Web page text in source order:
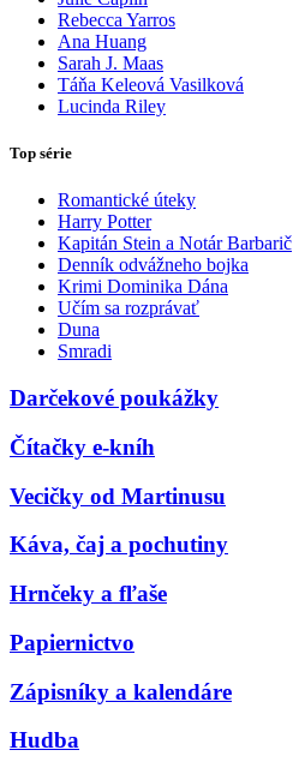
Rebecca Yarros
Ana Huang
Sarah J. Maas
Táňa Keleová Vasilková
Lucinda Riley
Top série
Romantické úteky
Harry Potter
Kapitán Stein a Notár Barbarič
Denník odvážneho bojka
Krimi Dominika Dána
Učím sa rozprávať
Duna
Smradi
Darčekové poukážky
Čítačky e-kníh
Vecičky od Martinusu
Káva, čaj a pochutiny
Hrnčeky a fľaše
Papiernictvo
Zápisníky a kalendáre
Hudba